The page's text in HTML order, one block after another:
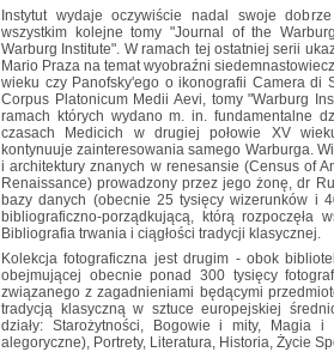
Instytut wydaje oczywiście nadal swoje
wszystkim kolejne tomy "Journal of the
Warburg Institute". W ramach tej ostatniej serii
Mario Praza na temat wyobraźni
wieku czy Panofsky'ego o ikonografii Camera di
Corpus Platonicum Medii Aevi, tomy "Warburg
ramach których wydano m. in. fundamentalne
czasach Medicich w drugiej połowie XV
kontynuuje zainteresowania samego Warburga.
i architektury znanych w renesansie (Census of
Renaissance) prowadzony przez jego żonę, dr
bazy danych (obecnie 25 tysięcy wizerunków i
bibliograficzno-porządkującą, którą rozpoczęła
Bibliografia trwania i ciągłości tradycji klasycznej.
Kolekcja fotograficzna jest drugim - obok
obejmującej obecnie ponad 300 tysięcy
związanego z zagadnieniami będącymi
tradycją klasyczną w sztuce europejskiej
działy: Starożytności, Bogowie i mity, Magia i
alegoryczne), Portrety, Literatura, Historia, Życie